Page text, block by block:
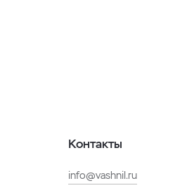
Контакты
info@vashnil.ru